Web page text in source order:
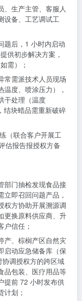
、生产主管、客服人
设备、工艺调试工
题后，1 小时内启动
供初步解决方案，
需）；
常需派技术人员现场
度、喷涂压力），
干处理（温度
块蜡品需重新破碎
（联合客户开展工
估报告报授权方备
部门抽检发现食品接
即召回问题产品，
权方协助开展溯源调
更换原料供应商、升
户信任；
产、棕榈产区自然灾
启动应急储备库（保
调授权方的跨区域
品包装、医疗用品等
提前 72 小时发布供
计划；